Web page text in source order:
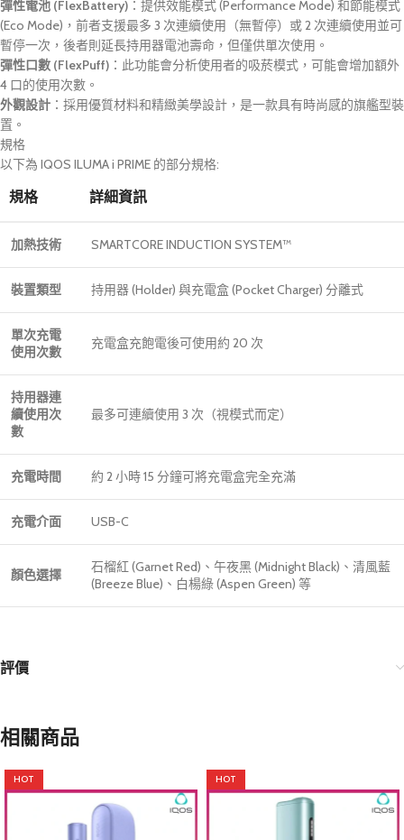
彈性電池 (FlexBattery) ：提供效能模式 (Performance Mode) 和節能模式
(Eco Mode)，前者支援最多 3 次連續使用（無暫停）或 2 次連續使用並可
暫停一次，後者則延長持用器電池壽命，但僅供單次使用。
彈性口數 (FlexPuff) ：此功能會分析使用者的吸菸模式，可能會增加額外
4 口的使用次數。
外觀設計 ：採用優質材料和精緻美學設計，是一款具有時尚感的旗艦型裝
置。
規格
以下為 IQOS ILUMA i PRIME 的部分規格:
規格 詳細資訊
加熱技術 SMARTCORE INDUCTION SYSTEM™
裝置類型 持用器 (Holder) 與充電盒 (Pocket Charger) 分離式
單次充電
使用次數
充電盒充飽電後可使用約 20 次
持用器連
續使用次
數
最多可連續使用 3 次（視模式而定）
充電時間 約 2 小時 15 分鐘可將充電盒完全充滿
充電介面 USB-C
顏色選擇
石榴紅 (Garnet Red)、午夜黑 (Midnight Black)、清風藍
(Breeze Blue)、白楊綠 (Aspen Green) 等
評價
相關商品
HOT HOT